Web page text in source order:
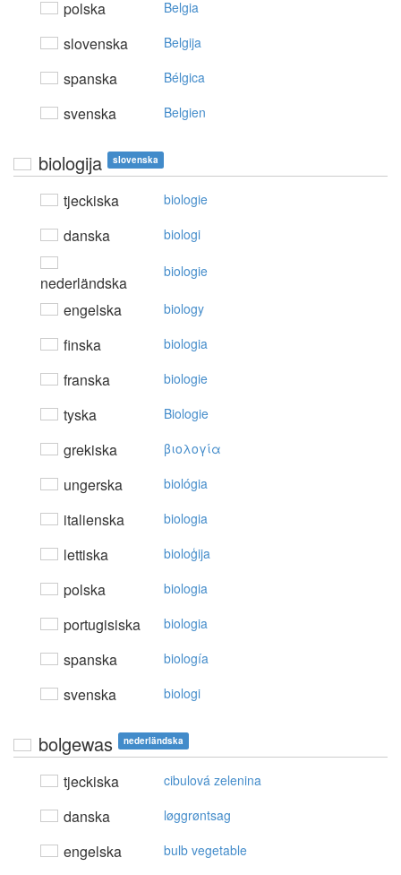
polska Belgia
slovenska Belgija
spanska Bélgica
svenska Belgien
biologija slovenska
tjeckiska biologie
danska biologi
nederländska
biologie
engelska biology
finska biologia
franska biologie
tyska Biologie
grekiska βιoλoγία
ungerska biológia
italienska biologia
lettiska bioloģija
polska biologia
portugisiska biologia
spanska biología
svenska biologi
bolgewas nederländska
tjeckiska cibulová zelenina
danska løggrøntsag
engelska bulb vegetable